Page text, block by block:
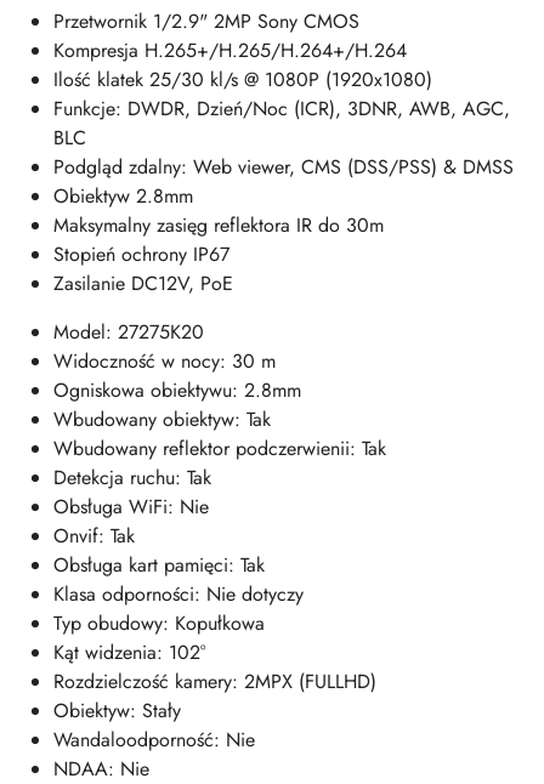
Przetwornik 1/2.9" 2MP Sony CMOS
Kompresja H.265+/H.265/H.264+/H.264
Ilość klatek 25/30 kl/s @ 1080P (1920x1080)
Funkcje: DWDR, Dzień/Noc (ICR), 3DNR, AWB, AGC,
BLC
Podgląd zdalny: Web viewer, CMS (DSS/PSS) & DMSS
Obiektyw 2.8mm
Maksymalny zasięg reflektora IR do 30m
Stopień ochrony IP67
Zasilanie DC12V, PoE
Model: 27275K20
Widoczność w nocy: 30 m
Ogniskowa obiektywu: 2.8mm
Wbudowany obiektyw: Tak
Wbudowany reflektor podczerwienii: Tak
Detekcja ruchu: Tak
Obsługa WiFi: Nie
Onvif: Tak
Obsługa kart pamięci: Tak
Klasa odporności: Nie dotyczy
Typ obudowy: Kopułkowa
Kąt widzenia: 102°
Rozdzielczość kamery: 2MPX (FULLHD)
Obiektyw: Stały
Wandaloodporność: Nie
NDAA: Nie